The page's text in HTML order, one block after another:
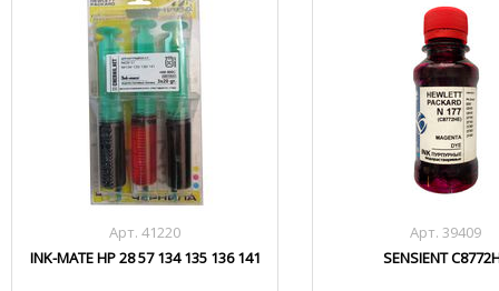
Арт. 41220
INK-MATE HP 28 57 134 135 136 141
Арт. 39409
SENSIENT